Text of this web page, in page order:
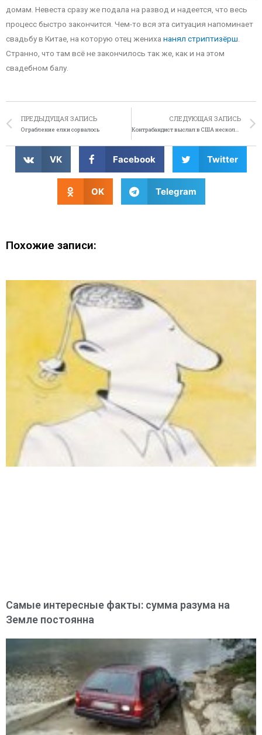
домам. Невеста сразу же подала на развод и надеется, что весь
процесс быстро закончится. Чем-то вся эта ситуация напоминает
свадьбу в Китае, на которую отец жениха нанял стриптизёрш
Странно, что там всё не закончилось так же, как и на этом
свадебном балу.
ПРЕДЫДУЩАЯ ЗАПИСЬ
Ограбление елки сорвалось
СЛЕДУЮЩАЯ ЗАПИСЬ
Контрабандист выслал в США несколько сотен тарантулов
VK Facebook Twitter
OK Telegram
Похожие записи:
Самые интересные факты: сумма разума на
Земле постоянна